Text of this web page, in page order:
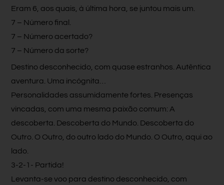
Eram 6, aos quais, à última hora, se juntou mais um.
7 – Número final.
7 – Número acertado?
7 – Número da sorte?
Destino desconhecido, com quase estranhos. Autêntica
aventura. Uma incógnita…
Personalidades assumidamente fortes. Presenças
vincadas, com uma mesma paixão comum: A
descoberta. Descoberta do Mundo. Descoberta do
Outro. O Outro, do outro lado do Mundo. O Outro, aqui ao
lado.
3-2-1- Partida!
Levanta-se voo para destino desconhecido, com